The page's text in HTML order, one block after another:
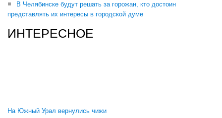
В Челябинске будут решать за горожан, кто достоин
представлять их интересы в городской думе
ИНТЕРЕСНОЕ
На Южный Урал вернулись чижи